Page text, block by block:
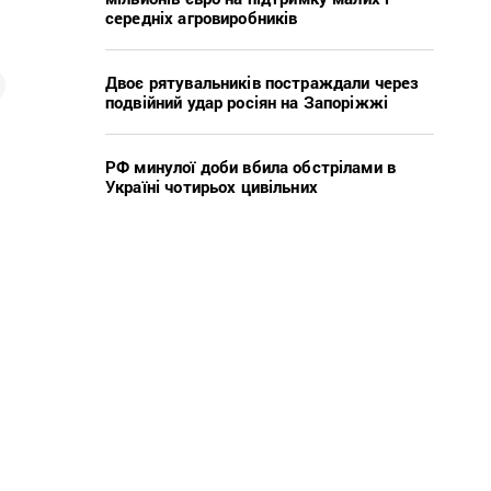
середніх агровиробників
Двоє рятувальників постраждали через
подвійний удар росіян на Запоріжжі
РФ минулої доби вбила обстрілами в
Україні чотирьох цивільних